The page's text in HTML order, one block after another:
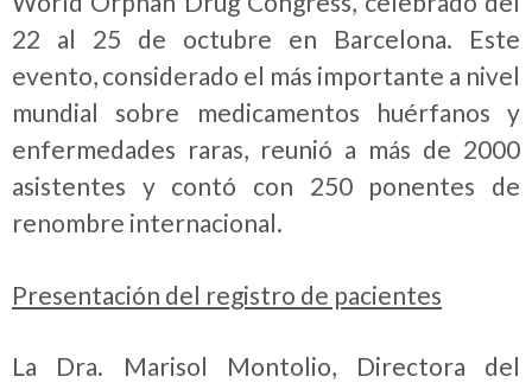
22 al 25 de octubre en Barcelona. Este
evento, considerado el más importante a nivel
mundial sobre medicamentos huérfanos y
enfermedades raras, reunió a más de 2000
asistentes y contó con 250 ponentes de
renombre internacional.
Presentación del registro de pacientes
La Dra. Marisol Montolio, Directora del